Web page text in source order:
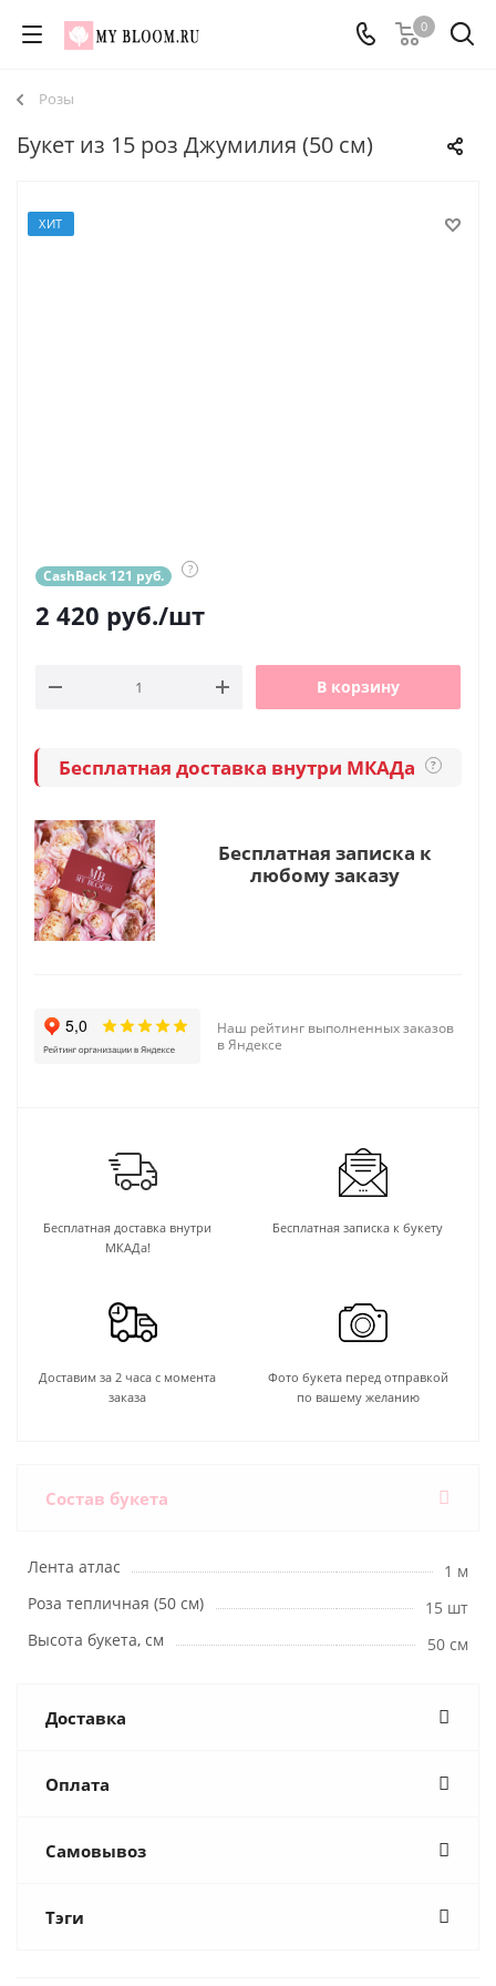
0
Розы
Букет из 15 роз Джумилия (50 см)
ХИТ
CashBack 121 руб. ?
2 420 руб./шт
В корзину
Бесплатная доставка внутри МКАДа ?
Бесплатная записка к
любому заказу
Наш рейтинг выполненных заказов
в Яндексе
Бесплатная доставка внутри
МКАДа!
Бесплатная записка к букету
Доставим за 2 часа с момента
заказа
Фото букета перед отправкой
по вашему желанию
Состав букета
Лента атлас
1 м
Роза тепличная (50 см)
15 шт
Высота букета, см
50 см
Доставка
Оплата
Самовывоз
Тэги